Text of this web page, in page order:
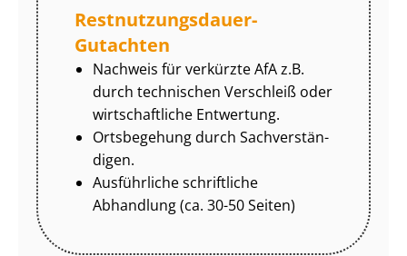
Rest­nut­zungs­dau­er-
Gutachten
Nachweis für verkürzte AfA z.B.
durch technischen Verschleiß oder
wirtschaftliche Entwertung.
Ortsbegehung durch Sach­ver­stän­
di­gen.
Ausführliche schriftliche
Abhandlung (ca. 30-50 Seiten)